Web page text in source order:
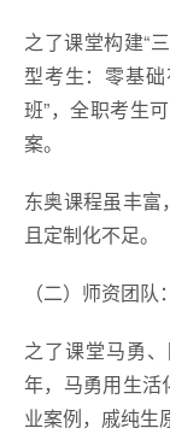
之了课堂构建“
型考生：零基
班”，全职考生
案。
东奥课程虽丰富
且定制化不足。
（二）师资团
之了课堂马勇
年，马勇用生活
业案例，戚纯